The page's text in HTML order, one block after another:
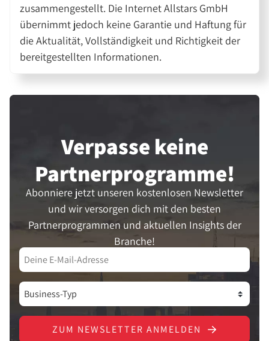
zusammengestellt. Die Internet Allstars GmbH
übernimmt jedoch keine Garantie und Haftung für
die Aktualität, Vollständigkeit und Richtigkeit der
bereitgestellten Informationen.
Verpasse keine
Partner­programme!
Abonniere jetzt unseren kostenlosen Newsletter
und wir versorgen dich mit den besten
Partnerprogrammen und aktuellen Insights der
Branche!
ZUM NEWSLETTER ANMELDEN